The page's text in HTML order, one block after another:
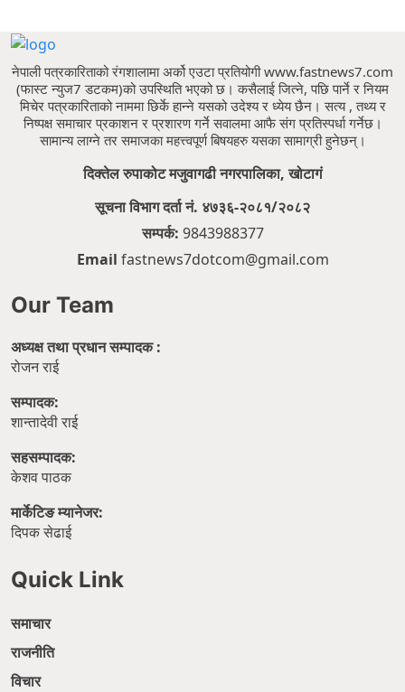
नेपाली पत्रकारिताको रंगशालामा अर्को एउटा प्रतियोगी www.fastnews7.com
(फास्ट न्युज7 डटकम)को उपस्थिति भएको छ।कसैलाई जित्ने, पछि पार्ने र नियम
मिचेर पत्रकारिताको नाममा छिर्के हान्ने यसको उदेश्य र ध्येय छैन।सत्य , तथ्य र
निष्पक्ष समाचार प्रकाशन र प्रशारण गर्ने सवालमा आफै संग प्रतिस्पर्धा गर्नेछ।
सामान्य लाग्ने तर समाजका महत्त्वपूर्ण बिषयहरु यसका सामाग्री हुनेछन्।
दिक्तेल रुपाकोट मजुवागढी नगरपालिका, खोटागं
सूचना विभाग दर्ता नं. ४७३६-२०८१/२०८२
सम्पर्क: 9843988377
Email fastnews7dotcom@gmail.com
Our Team
अध्यक्ष तथा प्रधान सम्पादक :
रोजन राई
सम्पादक:
शान्तादेवी राई
सहसम्पादक:
केशव पाठक
मार्केटिङ म्यानेजर:
दिपक सेढाई
Quick Link
समाचार
राजनीति
विचार